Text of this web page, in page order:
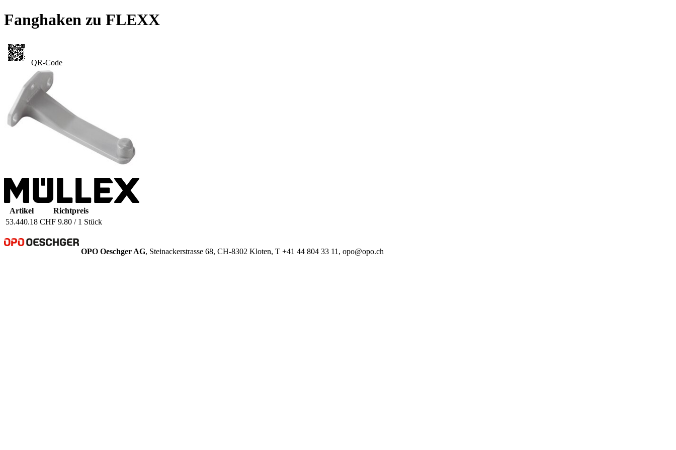
Fanghaken zu FLEXX
QR-Code
Artikel
Richtpreis
53.440.18 CHF 9.80 / 1 Stück
OPO Oeschger AG, Steinackerstrasse 68, CH-8302 Kloten, T +41 44 804 33 11, opo@opo.ch